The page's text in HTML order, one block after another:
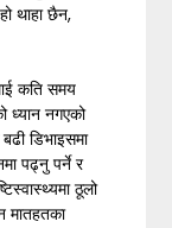
थाहा छैन,
कति समय
ध्यान नगएको
डिभाइसमा
पढ्नु पर्ने र
ठूलो
मातहतका